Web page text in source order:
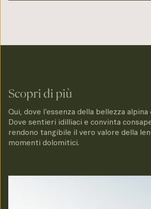
Scopri di più
Qui, dove l’essenza della bellezza
Dove sentieri idilliaci e convinta
rendono tangibile il vero valore della
momenti dolomitici.